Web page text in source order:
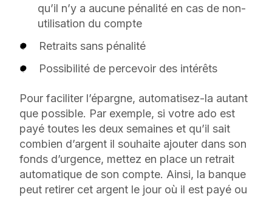
qu’il n’y a aucune pénalité en cas de non-
utilisation du compte
Retraits sans pénalité
Possibilité de percevoir des intérêts
Pour faciliter l’épargne, automatisez-la autant
que possible. Par exemple, si votre ado est
payé toutes les deux semaines et qu’il sait
combien d’argent il souhaite ajouter dans son
fonds d’urgence, mettez en place un retrait
automatique de son compte. Ainsi, la banque
peut retirer cet argent le jour où il est payé ou